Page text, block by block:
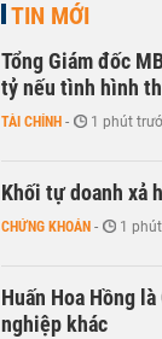
TIN MỚI
Tổng Giám đốc
tỷ nếu tình hình
TÀI CHÍNH - 1 phút
Khối tự doanh xả
CHỨNG KHOÁN - 1
Huấn Hoa Hồng
nghiệp khác